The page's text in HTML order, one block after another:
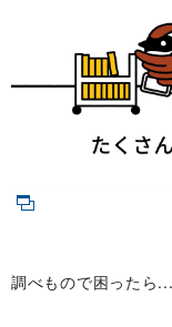
調べもので困ったら